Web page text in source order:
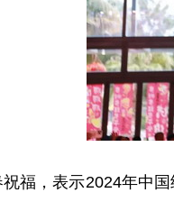
福，表示2024年中